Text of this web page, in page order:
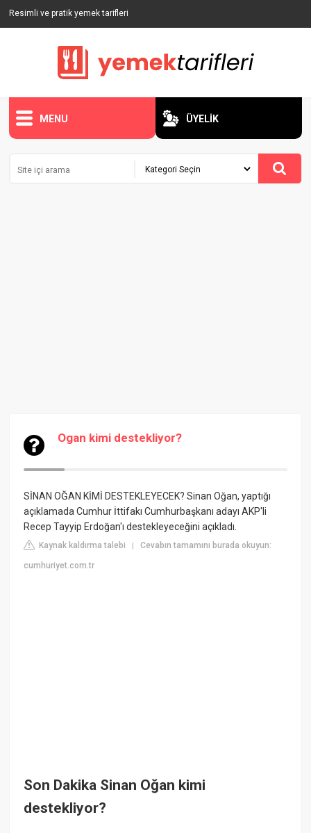
Resimli ve pratik yemek tarifleri
MENU ÜYELİK
Ogan kimi destekliyor?
SİNAN OĞAN KİMİ DESTEKLEYECEK? Sinan Oğan, yaptığı
açıklamada Cumhur İttifakı Cumhurbaşkanı adayı AKP'li
Recep Tayyip Erdoğan'ı destekleyeceğini açıkladı.
Kaynak kaldırma talebi |Cevabın tamamını burada okuyun:
cumhuriyet.com.tr
Son Dakika Sinan Oğan kimi
destekliyor?